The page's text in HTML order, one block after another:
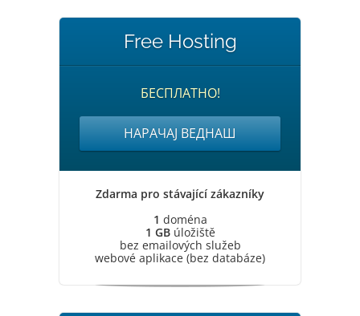
Free Hosting
БЕСПЛАТНО!
НАРАЧАЈ ВЕДНАШ
Zdarma pro stávající zákazníky
1 doména
1 GBúložiště
bez emailových služeb
webové aplikace (bez databáze)